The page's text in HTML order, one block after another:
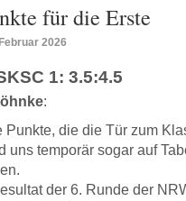
für die Erste
2026
1: 3.5:4.5
:
Punkte, die die Tür zum
uns temporär sogar auf
der 6. Runde der